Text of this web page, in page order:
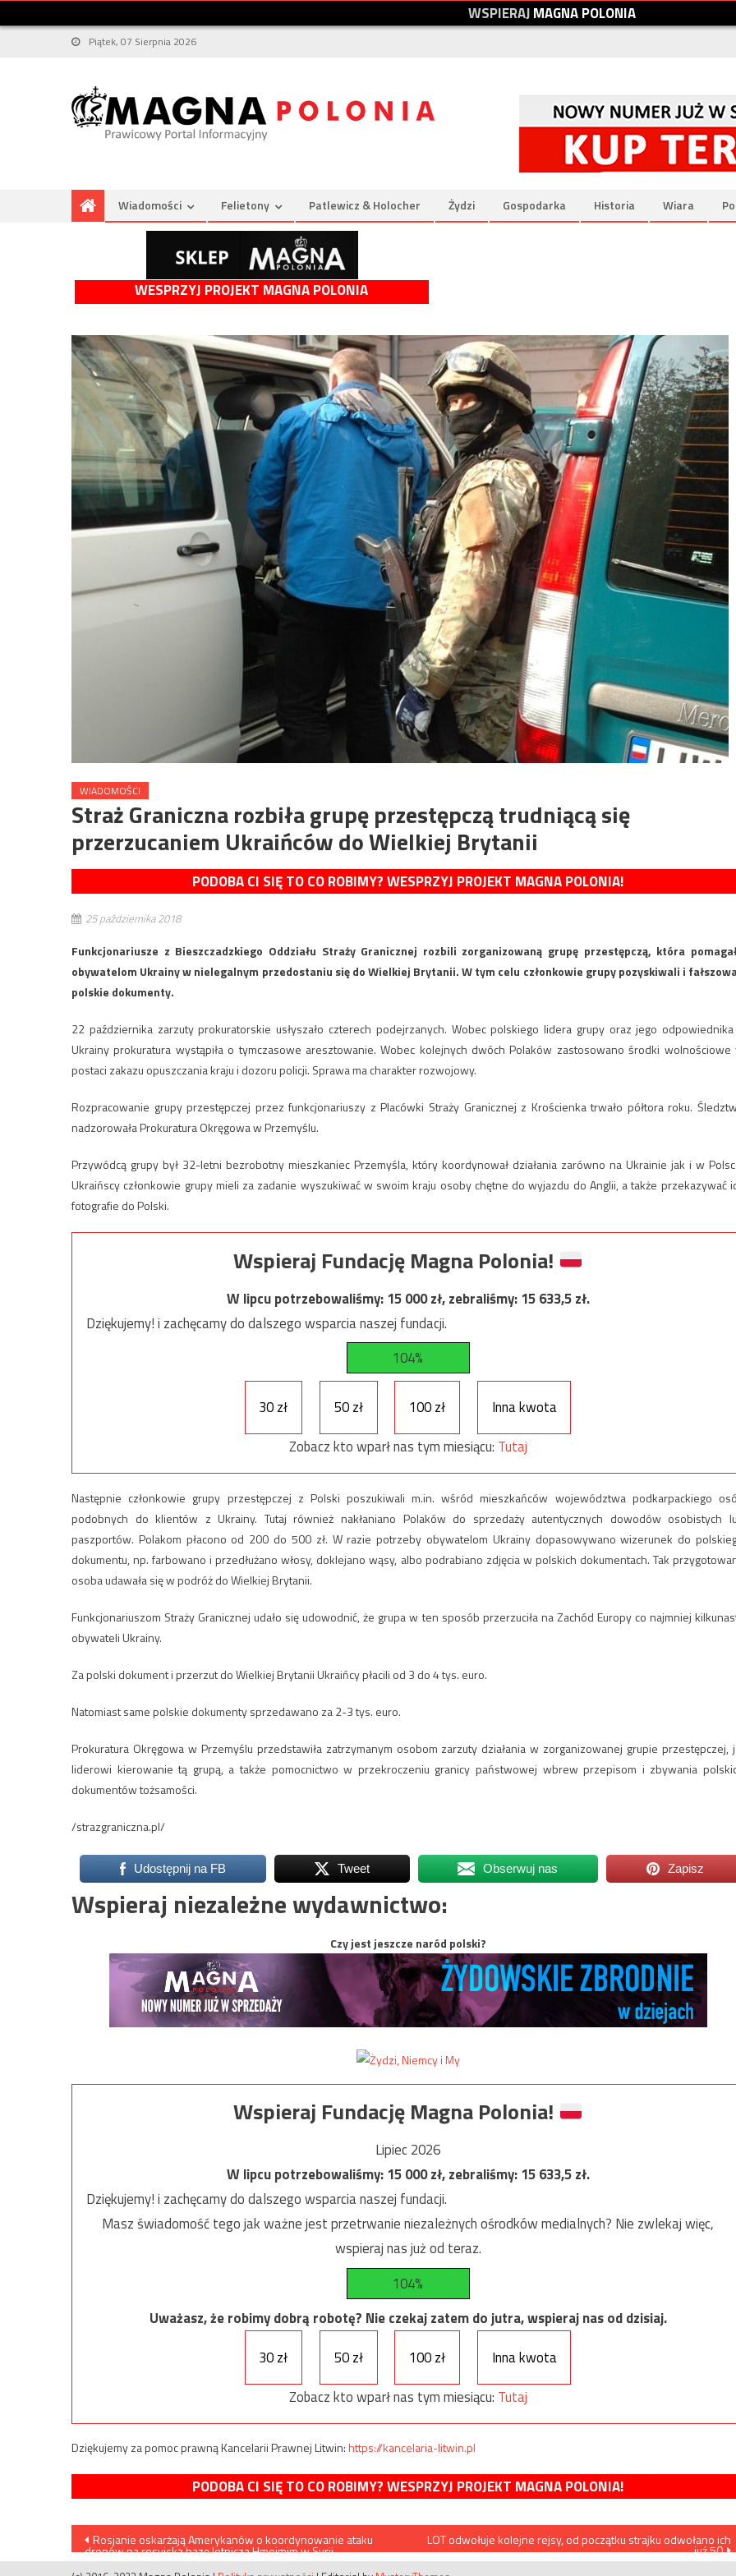
WSPIERAJMAGNAPOLONIA
Piątek, 07 Sierpnia 2026
Wiadomości Felietony Patlewicz & Holocher Żydzi Gospodarka Historia Wiara
WESPRZYJ PROJEKT MAGNA POLONIA
WIADOMOŚCI
Straż Graniczna rozbiła grupę przestępczą trudniącą się
przerzucaniem Ukraińców do Wielkiej Brytanii
PODOBA CI SIĘ TO CO ROBIMY? WESPRZYJ PROJEKT MAGNA POLONIA!
25 października 2018
Funkcjonariusze z Bieszczadzkiego Oddziału Straży Granicznej rozbili zorganizowaną grupę przestępczą, która
obywatelom Ukrainy w nielegalnym przedostaniu się do Wielkiej Brytanii. W tym celu członkowie grupy pozyskiwali i
polskie dokumenty.
22 października zarzuty prokuratorskie usłyszało czterech podejrzanych. Wobec polskiego lidera grupy oraz jego
Ukrainy prokuratura wystąpiła o tymczasowe aresztowanie. Wobec kolejnych dwóch Polaków zastosowano środki wolnościowe
postaci zakazu opuszczania kraju i dozoru policji. Sprawa ma charakter rozwojowy.
Rozpracowanie grupy przestępczej przez funkcjonariuszy z Placówki Straży Granicznej z Krościenka trwało półtora roku.
nadzorowała Prokuratura Okręgowa w Przemyślu.
Przywódcą grupy był 32-letni bezrobotny mieszkaniec Przemyśla, który koordynował działania zarówno na Ukrainie jak i w
Ukraińscy członkowie grupy mieli za zadanie wyszukiwać w swoim kraju osoby chętne do wyjazdu do Anglii, a także przekazywać
fotografie do Polski.
Wspieraj Fundację Magna Polonia!
W lipcu potrzebowaliśmy:15 000zł, zebraliśmy:15 633,5zł.
Dziękujemy! i zachęcamy do dalszego wsparcia naszej fundacji.
104%
30 zł 50 zł 100 zł
Inna kwota
Zobacz kto wparł nas tym miesiącu: Tutaj
Następnie członkowie grupy przestępczej z Polski poszukiwali m.in. wśród mieszkańców województwa podkarpackiego
podobnych do klientów z Ukrainy. Tutaj również nakłaniano Polaków do sprzedaży autentycznych dowodów osobistych
paszportów. Polakom płacono od 200 do 500 zł. W razie potrzeby obywatelom Ukrainy dopasowywano wizerunek do
dokumentu, np. farbowano i przedłużano włosy, doklejano wąsy, albo podrabiano zdjęcia w polskich dokumentach. Tak
osoba udawała się w podróż do Wielkiej Brytanii.
Funkcjonariuszom Straży Granicznej udało się udowodnić, że grupa w ten sposób przerzuciła na Zachód Europy co najmniej
obywateli Ukrainy.
Za polski dokument i przerzut do Wielkiej Brytanii Ukraińcy płacili od 3 do 4 tys. euro.
Natomiast same polskie dokumenty sprzedawano za 2-3 tys. euro.
Prokuratura Okręgowa w Przemyślu przedstawiła zatrzymanym osobom zarzuty działania w zorganizowanej grupie przestępczej,
liderowi kierowanie tą grupą, a także pomocnictwo w przekroczeniu granicy państwowej wbrew przepisom i zbywania
dokumentów tożsamości.
/strazgraniczna.pl/
Udostępnij na FB Tweet Obserwuj nas Zapisz
Wspieraj niezależne wydawnictwo:
Czy jest jeszcze naród polski?
Wspieraj Fundację Magna Polonia!
Lipiec 2026
W lipcu potrzebowaliśmy:15 000zł, zebraliśmy:15 633,5zł.
Dziękujemy! i zachęcamy do dalszego wsparcia naszej fundacji.
Masz świadomość tego jak ważne jest przetrwanie niezależnych ośrodków medialnych? Nie zwlekaj więc,
wspieraj nas już od teraz.
104%
Uważasz, że robimy dobrą robotę? Nie czekaj zatem do jutra, wspieraj nas od dzisiaj.
30 zł
50 zł 100 zł
Inna kwota
Zobacz kto wparł nas tym miesiącu: Tutaj
Dziękujemy za pomoc prawną Kancelarii Prawnej Litwin:https://kancelaria-litwin.pl
PODOBA CI SIĘ TO CO ROBIMY? WESPRZYJ PROJEKT MAGNA POLONIA!
Nawigacja
Rosjanie oskarżają Amerykanów o koordynowanie ataku
dronów na rosyjską bazę lotniczą Hmejmim w Syrii
LOT odwołuje kolejne rejsy, od początku strajku odwołano ich
już 50